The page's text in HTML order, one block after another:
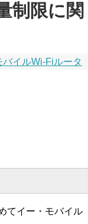
制限に関
バイルWi-Fiルータ
てイー・モバイル